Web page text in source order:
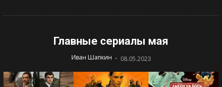
Главные сериалы мая
Иван Шапкин - 08.05.2023